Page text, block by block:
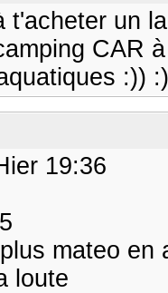
t'acheter un
CAR
:))
19:36
mateo
loute